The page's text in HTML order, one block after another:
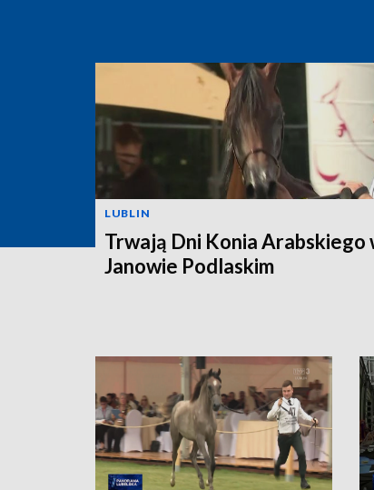
LUBLIN
Trwają Dni Konia Arabskiego
Janowie Podlaskim